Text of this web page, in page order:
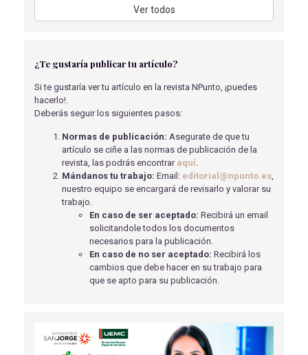
CON ENFERMEDAD PULMONAR OBSTRUCTIVA CRÓNICA
RECOMENDACIONES Y ABORDAJE DE ENFERMERÍA A
Álvarez Torres E.M.- 02/04/2018
PACIENTE INTERVENIDO DE CRANEOTOMÍA:
Granados Navas A.- 02/04/2018
TRATAMIENTO DEL CÁNCER DE PRÓSTATA
LOCALIZADO
Jiménez García, I.E- 19/01/2021
EDUCACIÓN PARA LA SALUD Y PREVALENCIA DE
PROBLEMAS RESPIRATORIOS EN NIÑOS
Calvo Aguado, V- 10/03/2021
EFECTIVIDAD DE LA MUSICOTERAPIA EN PACIENTES
CON ALZHEIMER
PACIENTE ADULTO EN SITUACIONES ESPECIALES
Corral Fernández, M.- 01/06/2019
Ver todos
¿Te gustaría publicar tu artículo?
Si te gustaría ver tu artículo en la revista NPunto, ¡puedes
hacerlo!.
Deberás seguir los siguientes pasos:
Normas de publicación: Asegurate de que tu
artículo se ciñe a las normas de publicación de la
revista, las podrás encontrar aquí.
Mándanos tu trabajo: Email: editorial@npunto.es,
nuestro equipo se encargará de revisarlo y valorar su
trabajo.
En caso de ser aceptado: Recibirá un email
solicitandole todos los documentos
necesarios para la publicación.
En caso de no ser aceptado: Recibirá los
cambios que debe hacer en su trabajo para
que se apto para su publicación.